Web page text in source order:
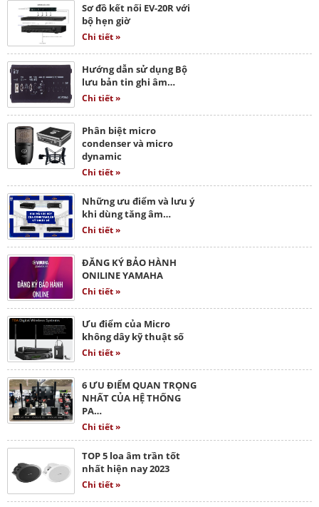
Sơ đồ kết nối EV-20R với
bộ hẹn giờ
Chi tiết »
Hướng dẫn sử dụng Bộ
lưu bản tin ghi âm…
Chi tiết »
Phân biệt micro
condenser và micro
dynamic
Chi tiết »
Những ưu điểm và lưu ý
khi dùng tăng âm…
Chi tiết »
ĐĂNG KÝ BẢO HÀNH
ONILINE YAMAHA
Chi tiết »
Ưu điểm của Micro
không dây kỹ thuật số
Chi tiết »
6 ƯU ĐIỂM QUAN TRỌNG
NHẤT CỦA HỆ THỐNG
PA…
Chi tiết »
TOP 5 loa âm trần tốt
nhất hiện nay 2023
Chi tiết »